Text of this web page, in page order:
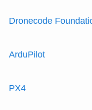
Dronecode
ArduPilot
PX4